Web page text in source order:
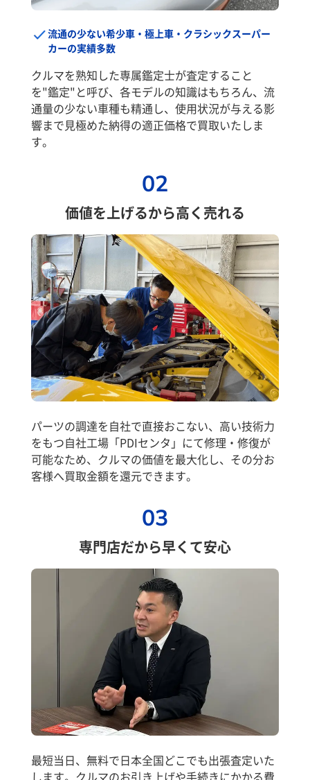
流通の少ない希少車・極上車・クラシックスーパー
カーの実績多数
クルマを熟知した専属鑑定士が査定すること
を"鑑定"と呼び、各モデルの知識はもちろん、流
通量の少ない車種も精通し、使用状況が与える影
響まで見極めた納得の適正価格で買取いたしま
す。
02
価値を上げるから高く売れる
パーツの調達を自社で直接おこない、高い技術力
をもつ自社工場「PDIセンタ」にて修理・修復が
可能なため、クルマの価値を最大化し、その分お
客様へ買取金額を還元できます。
03
専門店だから早くて安心
最短当日、無料で日本全国どこでも出張査定いた
します。クルマのお引き上げや手続きにかかる費